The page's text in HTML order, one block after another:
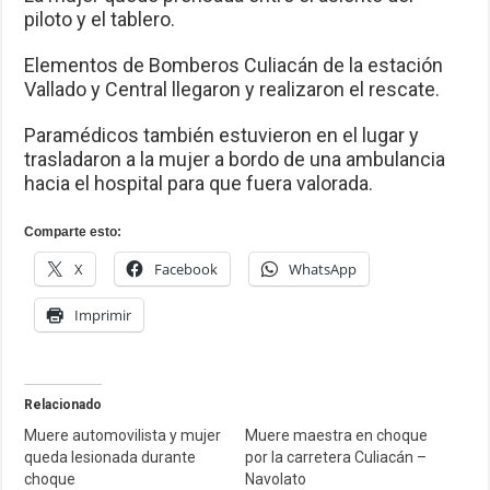
piloto y el tablero.
Elementos de Bomberos Culiacán de la estación
Vallado y Central llegaron y realizaron el rescate.
Paramédicos también estuvieron en el lugar y
trasladaron a la mujer a bordo de una ambulancia
hacia el hospital para que fuera valorada.
Comparte esto:
X Facebook WhatsApp
Imprimir
Relacionado
Muere automovilista y mujer
queda lesionada durante
choque
Muere maestra en choque
por la carretera Culiacán –
Navolato